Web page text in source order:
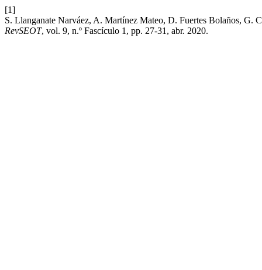
[1]
S. Llanganate Narváez, A. Martínez Mateo, D. Fuertes Bolaños, G.
RevSEOT, vol. 9, n.º Fascículo 1, pp. 27-31, abr. 2020.